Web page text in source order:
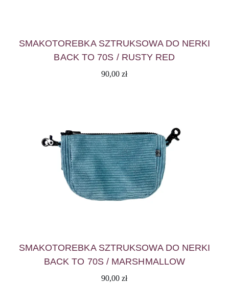
SMAKOTOREBKA SZTRUKSOWA DO NERKI
BACK TO 70S / RUSTY RED
90,00zł
SMAKOTOREBKA SZTRUKSOWA DO NERKI
BACK TO 70S / MARSHMALLOW
90,00zł